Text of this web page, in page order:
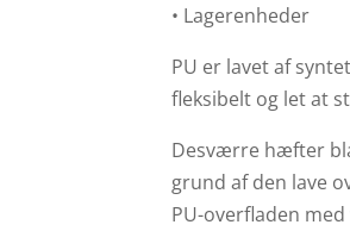
• Lagerenheder
PU er lavet af
fleksibelt og let at
Desværre hæfter
grund af den lave
PU-overfladen